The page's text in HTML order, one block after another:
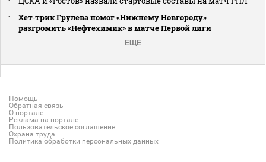
Хет‑трик Грулева помог «Нижнему Новгороду»
разгромить «Нефтехимик» в матче Первой лиги
ЕЩЕ
Помощь
Обратная связь
О портале
Реклама на портале
Пользовательское соглашение
Охрана труда
Политика обработки персональных данных